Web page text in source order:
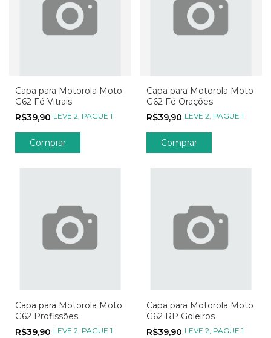
Capa para Motorola Moto
G62 Fé Vitrais
R$39,90 LEVE 2, PAGUE 1
Comprar
Capa para Motorola Moto
G62 Fé Orações
R$39,90 LEVE 2, PAGUE 1
Comprar
Capa para Motorola Moto
G62 Profissões
R$39,90 LEVE 2, PAGUE 1
Capa para Motorola Moto
G62 RP Goleiros
R$39,90 LEVE 2, PAGUE 1